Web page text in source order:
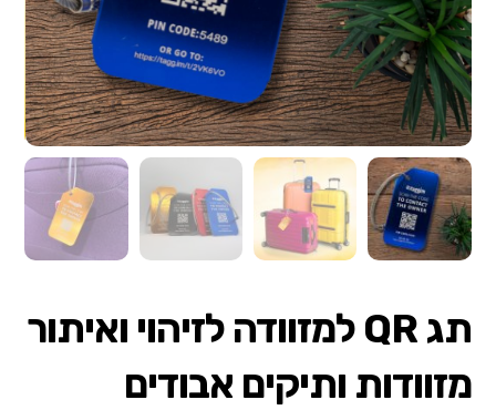
תג QR למזוודה לזיהוי ואיתור
מזוודות ותיקים אבודים